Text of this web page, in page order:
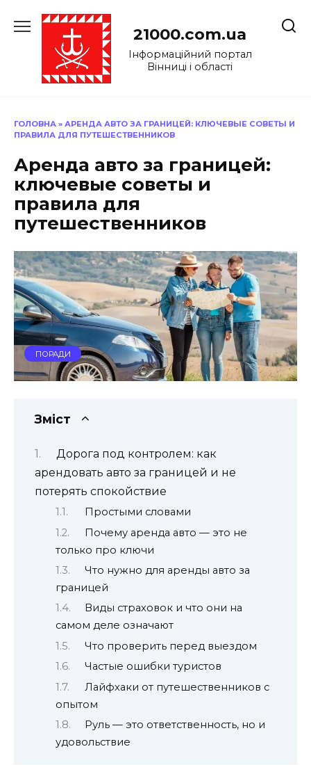
до
21000.com.ua
Інформаційний портал
Вінниці і області
ГОЛОВНА » АРЕНДА АВТО ЗА ГРАНИЦЕЙ: КЛЮЧЕВЫЕ СОВЕТЫ И
ПРАВИЛА ДЛЯ ПУТЕШЕСТВЕННИКОВ
Аренда авто за границей:
ключевые советы и
правила для
путешественников
ПОРАДИ
Зміст
Дорога под контролем: как
арендовать авто за границей и не
потерять спокойствие
Простыми словами
Почему аренда авто — это не
только про ключи
Что нужно для аренды авто за
границей
Виды страховок и что они на
самом деле означают
Что проверить перед выездом
Частые ошибки туристов
Лайфхаки от путешественников с
опытом
Руль — это ответственность, но и
удовольствие